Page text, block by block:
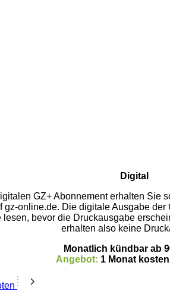
Digital
GZ+ Abonnement erhalten Sie
gz-online.de. Die digitale Ausgabe
lesen, bevor die Druckausgabe
erhalten also keine
Monatlich kündbar ab
Angebot: 1 Monat